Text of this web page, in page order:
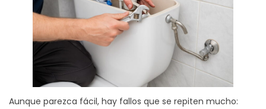
Aunque parezca fácil, hay fallos que se repiten mucho: